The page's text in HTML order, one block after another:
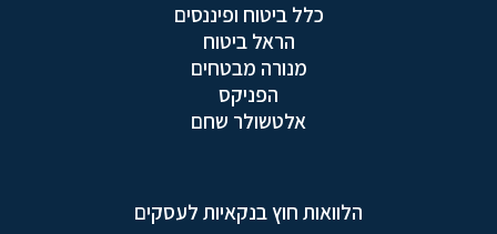
כלל ביטוח ופיננסים
הראל ביטוח
מנורה מבטחים
הפניקס
אלטשולר שחם
הלוואות חוץ בנקאיות לעסקים